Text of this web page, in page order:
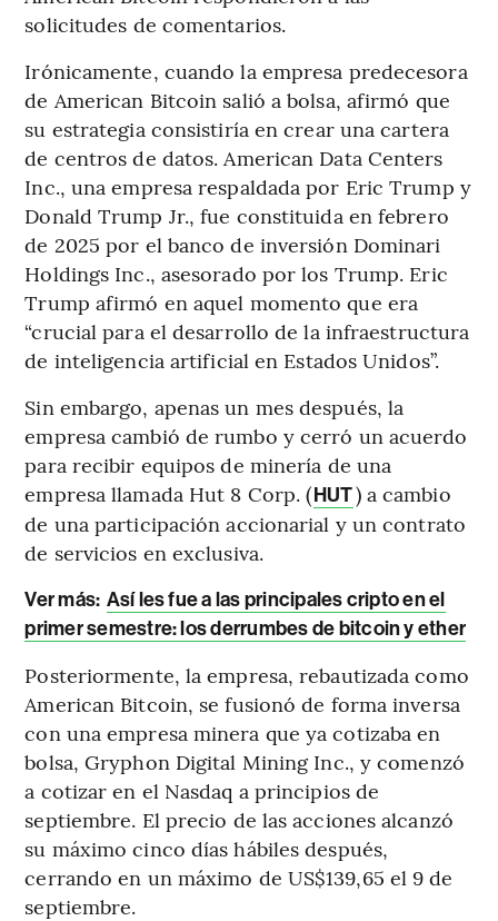
solicitudes de comentarios.
Irónicamente, cuando la empresa predecesora
de American Bitcoin salió a bolsa, afirmó que
su estrategia consistiría en crear una cartera
de centros de datos. American Data Centers
Inc., una empresa respaldada por Eric Trump y
Donald Trump Jr., fue constituida en febrero
de 2025 por el banco de inversión Dominari
Holdings Inc., asesorado por los Trump. Eric
Trump afirmó en aquel momento que era
“crucial para el desarrollo de la infraestructura
de inteligencia artificial en Estados Unidos”.
Sin embargo, apenas un mes después, la
empresa cambió de rumbo y cerró un acuerdo
para recibir equipos de minería de una
empresa llamada Hut 8 Corp. (HUT) a cambio
de una participación accionarial y un contrato
de servicios en exclusiva.
Ver más: Así les fue a las principales cripto en el
primer semestre: los derrumbes de bitcoin y ether
Posteriormente, la empresa, rebautizada como
American Bitcoin, se fusionó de forma inversa
con una empresa minera que ya cotizaba en
bolsa, Gryphon Digital Mining Inc., y comenzó
a cotizar en el Nasdaq a principios de
septiembre. El precio de las acciones alcanzó
su máximo cinco días hábiles después,
cerrando en un máximo de US$139,65 el 9 de
septiembre.